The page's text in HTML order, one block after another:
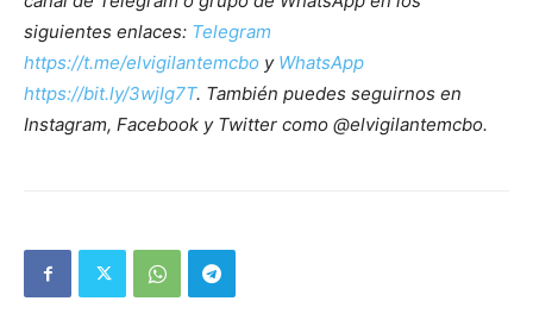
siguientes enlaces: Telegram
https://t.me/elvigilantemcbo y WhatsApp
https://bit.ly/3wjIg7T. También puedes seguirnos en
Instagram, Facebook y Twitter como @elvigilantemcbo.